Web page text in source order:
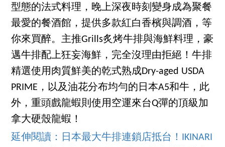
型態的法式料理，晚上深夜時刻變身成為聚餐
最愛的餐酒館，提供多款紅白香檳與調酒，等
你來買醉。主推Grills炙烤牛排與海鮮料理，豪
邁牛排配上狂妄海鮮，完全沒理由拒絕！牛排
精選使用肉質鮮美的乾式熟成Dry-aged USDA
PRIME，以及油花分布均勻的日本A5和牛，此
外，重頭戲龍蝦則使用空運來台Q彈的頂級加
拿大硬殼龍蝦！
延伸閱讀：日本最大牛排連鎖店抵台！IKINARI